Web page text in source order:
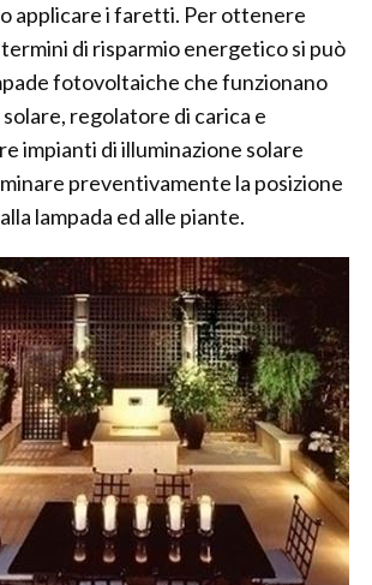
applicare i faretti. Per ottenere
di risparmio energetico si può
fotovoltaiche che funzionano
regolatore di carica e
impianti di illuminazione solare
preventivamente la posizione
lampada ed alle piante.